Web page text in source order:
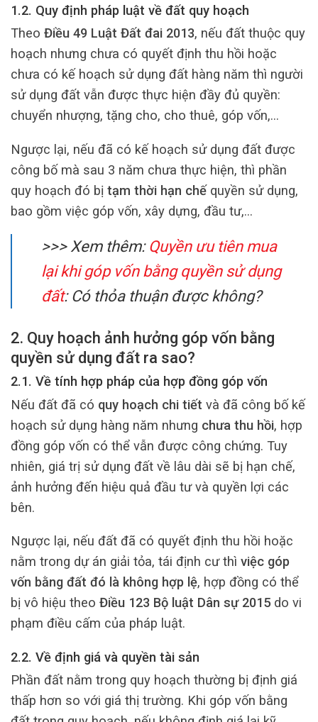
1.2. Quy định pháp luật về đất quy hoạch
Theo Điều 49 Luật Đất đai 2013, nếu đất thuộc quy
hoạch nhưng chưa có quyết định thu hồi hoặc
chưa có kế hoạch sử dụng đất hàng năm thì người
sử dụng đất vẫn được thực hiện đầy đủ quyền:
chuyển nhượng, tặng cho, cho thuê, góp vốn,…
Ngược lại, nếu đã có kế hoạch sử dụng đất được
công bố mà sau 3 năm chưa thực hiện, thì phần
quy hoạch đó bị tạm thời hạn chếquyền sử dụng,
bao gồm việc góp vốn, xây dựng, đầu tư,…
>>> Xem thêm: Quyền ưu tiên mua
lại khi góp vốn bằng quyền sử dụng
đất: Có thỏa thuận được không?
2. Quy hoạch ảnh hưởng góp vốn bằng
quyền sử dụng đất ra sao?
2.1. Về tính hợp pháp của hợp đồng góp vốn
Nếu đất đã có quy hoạch chi tiết và đã công bố kế
hoạch sử dụng hàng năm nhưng chưa thu hồi, hợp
đồng góp vốn có thể vẫn được công chứng. Tuy
nhiên, giá trị sử dụng đất về lâu dài sẽ bị hạn chế,
ảnh hưởng đến hiệu quả đầu tư và quyền lợi các
bên.
Ngược lại, nếu đất đã có quyết định thu hồi hoặc
nằm trong dự án giải tỏa, tái định cư thì việc góp
vốn bằng đất đó là không hợp lệ, hợp đồng có thể
bị vô hiệu theo Điều 123 Bộ luật Dân sự 2015do vi
phạm điều cấm của pháp luật.
2.2. Về định giá và quyền tài sản
Phần đất nằm trong quy hoạch thường bị định giá
thấp hơn so với giá thị trường. Khi góp vốn bằng